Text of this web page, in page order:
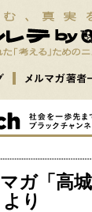
ガ「高
り